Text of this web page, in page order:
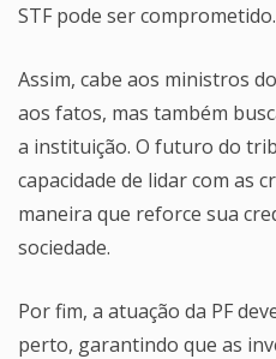
STF pode ser comprometido.
Assim, cabe aos ministros
aos fatos, mas também
a instituição. O futuro do
capacidade de lidar com as
maneira que reforce sua
sociedade.
Por fim, a atuação da PF
perto, garantindo que as